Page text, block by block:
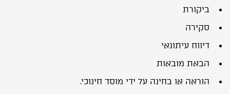
ביקורת
סקירה
דיווח עיתונאי
הבאת מובאות
הוראה או בחינה על ידי מוסד חינוכי.